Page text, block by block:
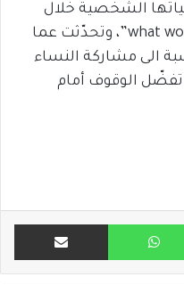
الشخصية خلال
مقابلتها مع برنامج “what women want”، وتحدّثت عما
الى مشاركة النساء
تفضّل الوقوف أمام
واتساب مشاركة